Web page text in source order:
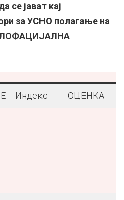
се јават кај
за УСНО полагање на
Индекс ОЦЕНКА